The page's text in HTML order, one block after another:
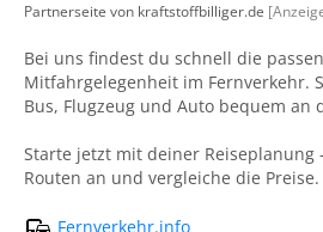
Partnerseite von kraftstoffbilliger.de
Bei uns findest du schnell die
Mitfahrgelegenheit im Fernverkehr.
Bus, Flugzeug und Auto bequem an
Starte jetzt mit deiner Reiseplanung
Routen an und vergleiche die Preise.
Fernverkehr.info